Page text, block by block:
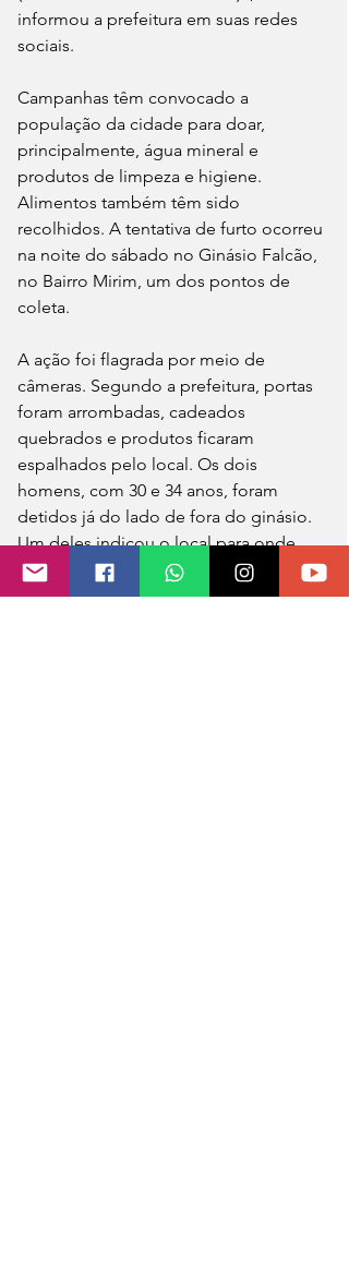
informou a prefeitura em suas redes
sociais.
Campanhas têm convocado a
população da cidade para doar,
principalmente, água mineral e
produtos de limpeza e higiene.
Alimentos também têm sido
recolhidos. A tentativa de furto ocorreu
na noite do sábado no Ginásio Falcão,
no Bairro Mirim, um dos pontos de
coleta.
A ação foi flagrada por meio de
câmeras. Segundo a prefeitura, portas
foram arrombadas, cadeados
quebrados e produtos ficaram
espalhados pelo local. Os dois
homens, com 30 e 34 anos, foram
detidos já do lado de fora do ginásio.
Um deles indicou o local para onde
estavam sendo levados os produtos
furtados.